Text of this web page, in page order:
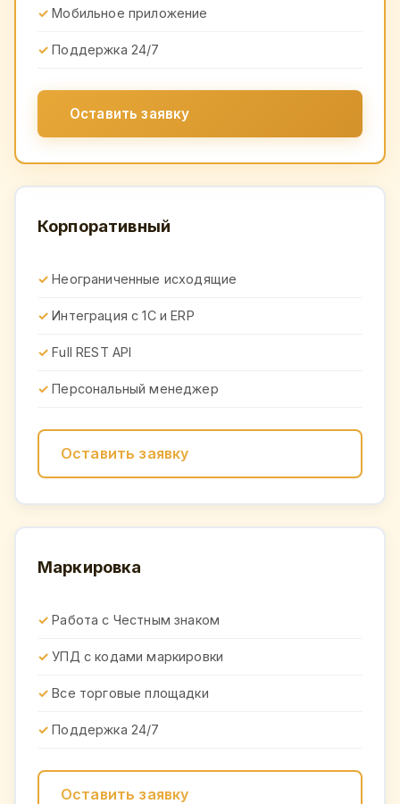
Мобильное приложение
Поддержка 24/7
Оставить заявку
Корпоративный
Неограниченные исходящие
Интеграция с 1С и ERP
Full REST API
Персональный менеджер
Оставить заявку
Маркировка
Работа с Честным знаком
УПД с кодами маркировки
Все торговые площадки
Поддержка 24/7
Оставить заявку